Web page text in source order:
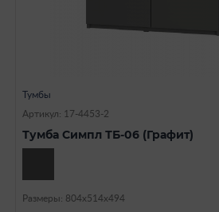
Тумбы
Артикул: 17-4453-2
Тумба Симпл ТБ-06 (Графит)
Размеры: 804х514х494